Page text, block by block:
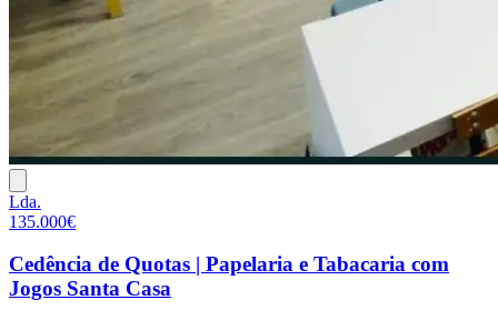
Lda.
135.000€
Cedência de Quotas | Papelaria e Tabacaria com
Jogos Santa Casa